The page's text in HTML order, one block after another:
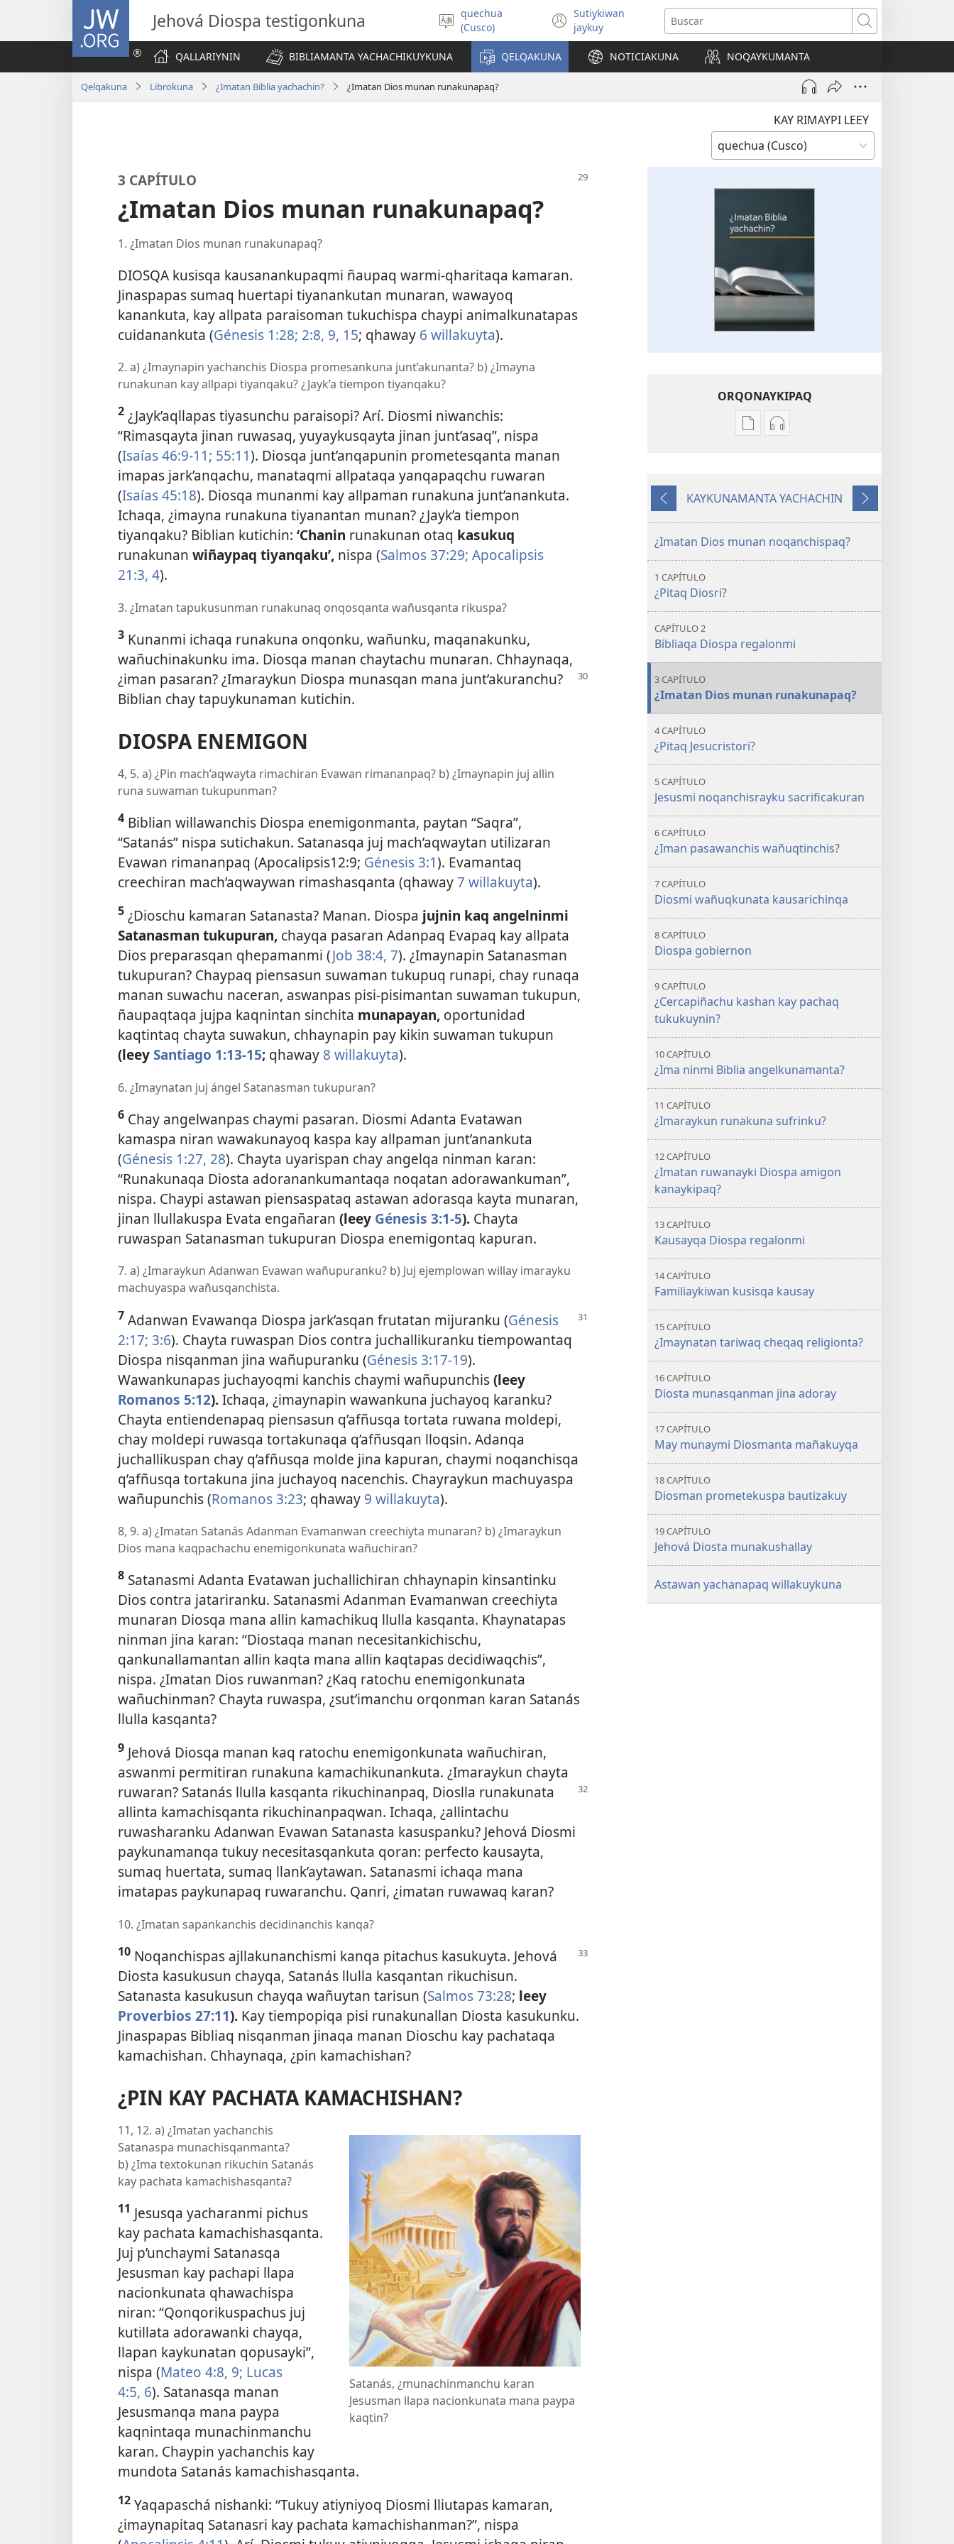
JW.ORG
Jehová Diospa testigonkuna
Simita
akllay
quechua
(Cusco)
Sutiykiwan
jaykuy(abre
una
nueva
ventana)
Buscar
QALLARIYNIN BIBLIAMANTA YACHACHIKUYKUNA QELQAKUNA NOTICIAKUNA NOQAYKUMANTA
Qelqakuna Librokuna ¿Imatan Biblia yachachin? ¿Imatan Dios munan runakunapaq?
KAY RIMAYPI LEEY
3 CAPÍTULO
¿Imatan Dios munan runakunapaq?
1. ¿Imatan Dios munan runakunapaq?
DIOSQA kusisqa kausanankupaqmi ñaupaq warmi-qharitaqa kamaran.
Jinaspapas sumaq huertapi tiyanankutan munaran, wawayoq
kanankuta, kay allpata paraisoman tukuchispa chaypi animalkunatapas
cuidanankuta (Génesis 1:28; 2:8, 9, 15; qhaway 6 willakuyta).
2. a) ¿Imaynapin yachanchis Diospa promesankuna junt’akunanta? b) ¿Imayna
runakunan kay allpapi tiyanqaku? ¿Jayk’a tiempon tiyanqaku?
2 ¿Jayk’aqllapas tiyasunchu paraisopi? Arí. Diosmi niwanchis:
“Rimasqayta jinan ruwasaq, yuyaykusqayta jinan junt’asaq”, nispa
(Isaías 46:9-11; 55:11). Diosqa junt’anqapunin prometesqanta manan
imapas jark’anqachu, manataqmi allpataqa yanqapaqchu ruwaran
(Isaías 45:18). Diosqa munanmi kay allpaman runakuna junt’anankuta.
Ichaqa, ¿imayna runakuna tiyanantan munan? ¿Jayk’a tiempon
tiyanqaku? Biblian kutichin: ‘Chanin runakunan otaq kasukuq
runakunan wiñaypaq tiyanqaku’, nispa (Salmos 37:29; Apocalipsis
21:3, 4).
3. ¿Imatan tapukusunman runakunaq onqosqanta wañusqanta rikuspa?
3 Kunanmi ichaqa runakuna onqonku, wañunku, maqanakunku,
wañuchinakunku ima. Diosqa manan chaytachu munaran. Chhaynaqa,
¿iman pasaran?¿Imaraykun Diospa munasqan mana junt’akuranchu?
Biblian chay tapuykunaman kutichin.
DIOSPA ENEMIGON
4, 5. a) ¿Pin mach’aqwayta rimachiran Evawan rimananpaq? b) ¿Imaynapin juj allin
runa suwaman tukupunman?
4 Biblian willawanchis Diospa enemigonmanta, paytan “Saqra”,
“Satanás” nispa sutichakun. Satanasqa juj mach’aqwaytan utilizaran
Evawan rimananpaq (Apocalipsis12:9; Génesis 3:1). Evamantaq
creechiran mach’aqwaywan rimashasqanta (qhaway7 willakuyta).
5 ¿Dioschu kamaran Satanasta? Manan. Diospa jujnin kaq angelninmi
Satanasman tukupuran, chayqa pasaran Adanpaq Evapaq kay allpata
Dios preparasqan qhepamanmi (Job 38:4, 7). ¿Imaynapin Satanasman
tukupuran? Chaypaq piensasun suwaman tukupuq runapi, chay runaqa
manan suwachu naceran, aswanpas pisi-pisimantan suwaman tukupun,
ñaupaqtaqa jujpa kaqnintan sinchita munapayan, oportunidad
kaqtintaq chayta suwakun, chhaynapin pay kikin suwaman tukupun
(leey Santiago 1:13-15; qhaway 8 willakuyta).
6. ¿Imaynatan juj ángel Satanasman tukupuran?
6 Chay angelwanpas chaymi pasaran. Diosmi Adanta Evatawan
kamaspa niran wawakunayoq kaspa kay allpaman junt’anankuta
(Génesis 1:27, 28). Chayta uyarispan chay angelqa ninman karan:
“Runakunaqa Diosta adoranankumantaqa noqatan adorawankuman”,
nispa. Chaypi astawan piensaspataq astawan adorasqa kayta munaran,
jinan llullakuspa Evata engañaran (leey Génesis 3:1-5). Chayta
ruwaspan Satanasman tukupuran Diospa enemigontaq kapuran.
7. a) ¿Imaraykun Adanwan Evawan wañupuranku? b) Juj ejemplowan willay imarayku
machuyaspa wañusqanchista.
7 Adanwan Evawanqa Diospa jark’asqan frutatan mijuranku (Génesis
2:17; 3:6). Chayta ruwaspan Dios contra juchallikuranku tiempowantaq
Diospa nisqanman jina wañupuranku (Génesis 3:17-19).
Wawankunapas juchayoqmi kanchis chaymi wañupunchis(leey
Romanos 5:12).Ichaqa, ¿imaynapin wawankuna juchayoq karanku?
Chayta entiendenapaq piensasun q’afñusqa tortata ruwana moldepi,
chay moldepi ruwasqa tortakunaqa q’afñusqan lloqsin. Adanqa
juchallikuspan chay q’afñusqa molde jina kapuran, chaymi noqanchisqa
q’afñusqa tortakuna jina juchayoq nacenchis. Chayraykun machuyaspa
wañupunchis (Romanos 3:23; qhaway 9 willakuyta).
8, 9. a) ¿Imatan Satanás Adanman Evamanwan creechiyta munaran? b) ¿Imaraykun
Dios mana kaqpachachu enemigonkunata wañuchiran?
8 Satanasmi Adanta Evatawan juchallichiran chhaynapin kinsantinku
Dios contra jatariranku. Satanasmi Adanman Evamanwan creechiyta
munaran Diosqa mana allin kamachikuq llulla kasqanta. Khaynatapas
ninman jina karan: “Diostaqa manan necesitankichischu,
qankunallamantan allin kaqta mana allin kaqtapas decidiwaqchis”,
nispa. ¿Imatan Dios ruwanman? ¿Kaq ratochu enemigonkunata
wañuchinman? Chayta ruwaspa, ¿sut’imanchu orqonman karan Satanás
llulla kasqanta?
9 Jehová Diosqa manan kaq ratochu enemigonkunata wañuchiran,
aswanmi permitiran runakuna kamachikunankuta. ¿Imaraykun chayta
ruwaran? Satanás llulla kasqanta rikuchinanpaq, Dioslla runakunata
allinta kamachisqanta rikuchinanpaqwan. Ichaqa, ¿allintachu
ruwasharanku Adanwan Evawan Satanasta kasuspanku? Jehová Diosmi
paykunamanqa tukuy necesitasqankuta qoran: perfecto kausayta,
sumaq huertata, sumaq llank’aytawan. Satanasmi ichaqa mana
imatapas paykunapaq ruwaranchu. Qanri, ¿imatan ruwawaq karan?
10. ¿Imatan sapankanchis decidinanchis kanqa?
10 Noqanchispas ajllakunanchismi kanqa pitachus kasukuyta. Jehová
Diosta kasukusun chayqa, Satanás llulla kasqantan rikuchisun.
Satanasta kasukusun chayqa wañuytan tarisun (Salmos 73:28; leey
Proverbios 27:11). Kay tiempopiqa pisi runakunallan Diosta kasukunku.
Jinaspapas Bibliaq nisqanman jinaqa manan Dioschu kay pachataqa
kamachishan. Chhaynaqa, ¿pin kamachishan?
¿PIN KAY PACHATA KAMACHISHAN?
Satanás, ¿munachinmanchu karan
Jesusman llapa nacionkunata mana paypa
kaqtin?
11, 12. a) ¿Imatan yachanchis
Satanaspa munachisqanmanta?
b) ¿Ima textokunan rikuchin Satanás
kay pachata kamachishasqanta?
11 Jesusqa yacharanmi pichus
kay pachata kamachishasqanta.
Juj p’unchaymi Satanasqa
Jesusman kay pachapi llapa
nacionkunata qhawachispa
niran: “Qonqorikuspachus juj
kutillata adorawanki chayqa,
llapan kaykunatan qopusayki”,
nispa (Mateo 4:8, 9; Lucas
4:5, 6). Satanasqa manan
Jesusmanqa mana paypa
kaqnintaqa munachinmanchu
karan. Chaypin yachanchis kay
mundota Satanás kamachishasqanta.
12 Yaqapaschá nishanki: “Tukuy atiyniyoq Diosmi lliutapas kamaran,
¿imaynapitaq Satanasri kay pachata kamachishanman?”, nispa
ORQONAYKIPAQ
Kaypi
Biblia
Kaypin
¿Imatan
yachachin?
Kutiy
KAYKUNAMANTA YACHACHIN
Qatimuq
¿Imatan Dios munan noqanchispaq?
1 CAPÍTULO
¿Pitaq Diosri?
CAPÍTULO 2
Bibliaqa Diospa regalonmi
3 CAPÍTULO
¿Imatan Dios munan runakunapaq?
4 CAPÍTULO
¿Pitaq Jesucristori?
5 CAPÍTULO
Jesusmi noqanchisrayku sacrificakuran
6 CAPÍTULO
¿Iman pasawanchis wañuqtinchis?
7 CAPÍTULO
Diosmi wañuqkunata kausarichinqa
8 CAPÍTULO
Diospa gobiernon
9 CAPÍTULO
¿Cercapiñachu kashan kay pachaq
tukukuynin?
10 CAPÍTULO
¿Ima ninmi Biblia angelkunamanta?
11 CAPÍTULO
¿Imaraykun runakuna sufrinku?
12 CAPÍTULO
¿Imatan ruwanayki Diospa amigon
kanaykipaq?
13 CAPÍTULO
Kausayqa Diospa regalonmi
14 CAPÍTULO
Familiaykiwan kusisqa kausay
15 CAPÍTULO
¿Imaynatan tariwaq cheqaq religionta?
16 CAPÍTULO
Diosta munasqanman jina adoray
17 CAPÍTULO
May munaymi Diosmanta mañakuyqa
18 CAPÍTULO
Diosman prometekuspa bautizakuy
19 CAPÍTULO
Jehová Diosta munakushallay
Astawan yachanapaq willakuykuna